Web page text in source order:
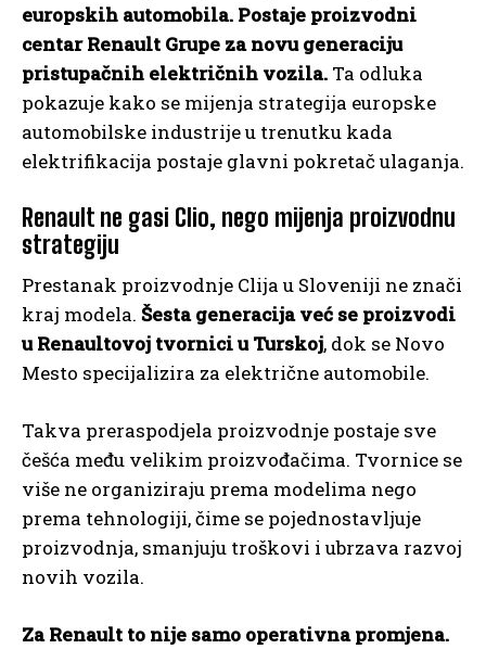
europskih automobila. Postaje proizvodni
centar Renault Grupe za novu generaciju
pristupačnih električnih vozila. Ta odluka
pokazuje kako se mijenja strategija europske
automobilske industrije u trenutku kada
elektrifikacija postaje glavni pokretač ulaganja.
Renault ne gasi Clio, nego mijenja proizvodnu
strategiju
Prestanak proizvodnje Clija u Sloveniji ne znači
kraj modela. Šesta generacija već se proizvodi
u Renaultovoj tvornici u Turskoj, dok se Novo
Mesto specijalizira za električne automobile.
Takva preraspodjela proizvodnje postaje sve
češća među velikim proizvođačima. Tvornice se
više ne organiziraju prema modelima nego
prema tehnologiji, čime se pojednostavljuje
proizvodnja, smanjuju troškovi i ubrzava razvoj
novih vozila.
Za Renault to nije samo operativna promjena.